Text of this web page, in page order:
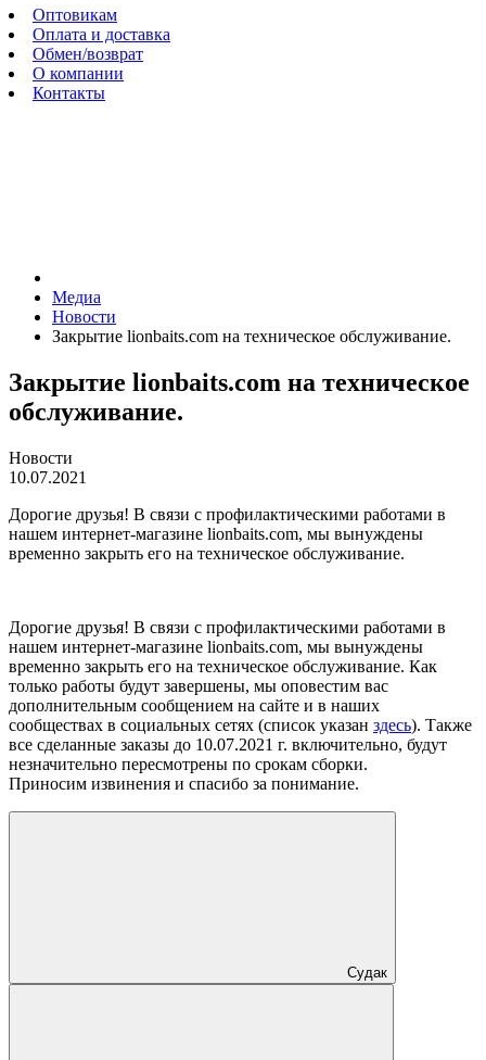
Оптовикам
Оплата и доставка
Обмен/возврат
О компании
Контакты
Медиа
Новости
Закрытие lionbaits.com на техническое обслуживание.
Закрытие lionbaits.com на техническое
обслуживание.
Новости
10.07.2021
Дорогие друзья! В связи с профилактическими работами в
нашем интернет-магазине lionbaits.com, мы вынуждены
временно закрыть его на техническое обслуживание.
Дорогие друзья! В связи с профилактическими работами в
нашем интернет-магазине lionbaits.com, мы вынуждены
временно закрыть его на техническое обслуживание. Как
только работы будут завершены, мы оповестим вас
дополнительным сообщением на сайте и в наших
сообществах в социальных сетях (список указан здесь). Также
все сделанные заказы до 10.07.2021 г. включительно, будут
незначительно пересмотрены по срокам сборки.
Приносим извинения и спасибо за понимание.
Судак